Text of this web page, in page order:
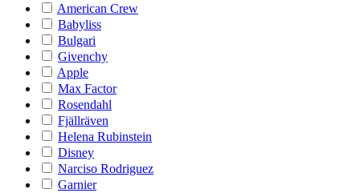
American Crew
Babyliss
Bulgari
Givenchy
Apple
Max Factor
Rosendahl
Fjällräven
Helena Rubinstein
Disney
Narciso Rodriguez
Garnier